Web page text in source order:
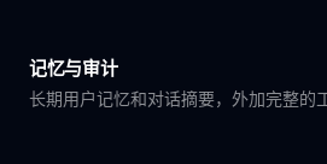
记忆与审计
长期用户记忆和对话摘要，外加完整的